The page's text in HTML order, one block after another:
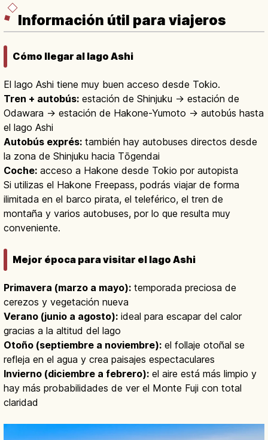
Información útil para viajeros
Cómo llegar al lago Ashi
El lago Ashi tiene muy buen acceso desde Tokio.
Tren + autobús: estación de Shinjuku → estación de
Odawara → estación de Hakone-Yumoto → autobús hasta
el lago Ashi
Autobús exprés: también hay autobuses directos desde
la zona de Shinjuku hacia Tōgendai
Coche: acceso a Hakone desde Tokio por autopista
Si utilizas el Hakone Freepass, podrás viajar de forma
ilimitada en el barco pirata, el teleférico, el tren de
montaña y varios autobuses, por lo que resulta muy
conveniente.
Mejor época para visitar el lago Ashi
Primavera (marzo a mayo): temporada preciosa de
cerezos y vegetación nueva
Verano (junio a agosto): ideal para escapar del calor
gracias a la altitud del lago
Otoño (septiembre a noviembre): el follaje otoñal se
refleja en el agua y crea paisajes espectaculares
Invierno (diciembre a febrero): el aire está más limpio y
hay más probabilidades de ver el Monte Fuji con total
claridad